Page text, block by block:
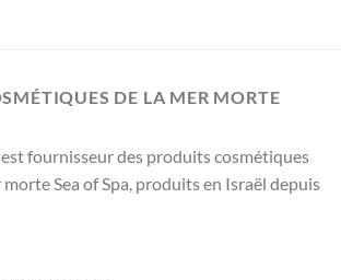
DE LA MER MORTE
est fournisseur des produits cosmétiques
Sea of Spa, produits en Israël depuis